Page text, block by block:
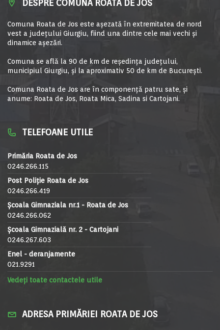
DESPRE COMUNA ROATA DE JOS
Comuna Roata de Jos este aşezată în extremitatea de nord
vest a judeţului Giurgiu, fiind una dintre cele mai vechi şi
dinamice aşezări.
Comuna se află la 90 de km de reşedinţa judeţului,
municipiul Giurgiu, şi la aproximativ 50 de km de Bucureşti.
Comuna Roata de Jos are în componență patru sate, și
anume: Roata de Jos, Roata Mica, Sadina si Cartojani.
TELEFOANE UTILE
Primăria Roata de Jos
0246.266.115
Post Poliție Roata de Jos
0246.266.419
Școala Gimnaziala nr.1 - Roata de Jos
0246.266.062
Școala Gimnazială nr. 2 - Cartojani
0246.267.603
Enel - deranjamente
021.9291
Vedeți toate contactele utile
ADRESA PRIMĂRIEI ROATA DE JOS